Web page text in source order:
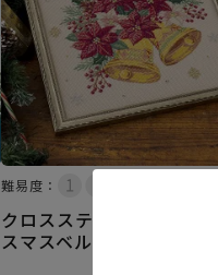
難易度：
クロスステッチフレーム＜
スマスベルのアレンジ＞